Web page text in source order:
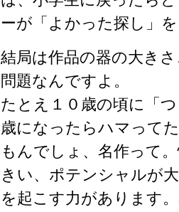
ーが「よかった探し」
結局は作品の器の大き
問題なんですよ。
たとえ１０歳の頃に「
歳になったらハマって
もんでしょ、名作って
きい、ポテンシャルが
を起こす力があります